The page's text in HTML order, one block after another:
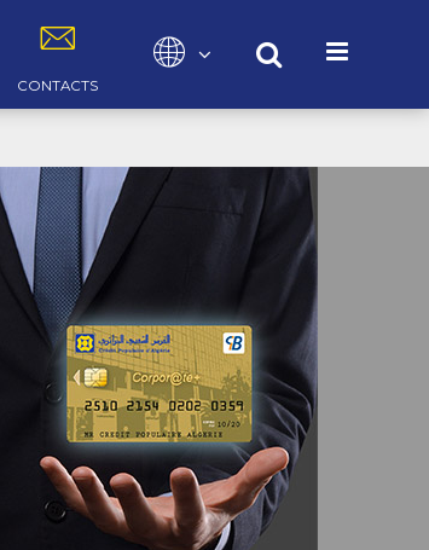
CONTACTS
Sélectionnez votre langue